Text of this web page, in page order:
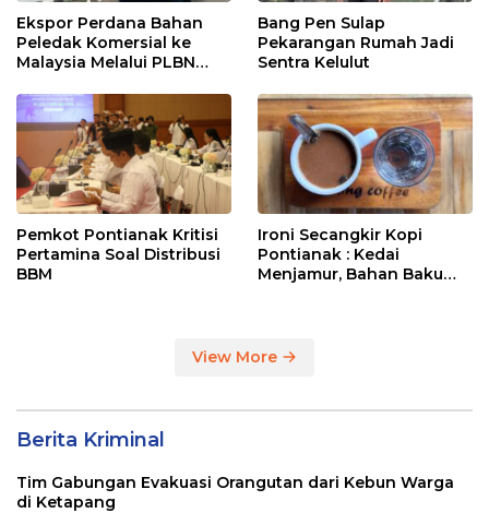
Ekspor Perdana Bahan
Peledak Komersial ke
Malaysia Melalui PLBN
Bang Pen Sulap
Pekarangan Rumah Jadi
Sentra Kelulut
Pemkot Pontianak Kritisi
Pertamina Soal Distribusi
BBM
Ironi Secangkir Kopi
Pontianak : Kedai
Menjamur, Bahan Baku
View More
Berita Kriminal
Tim Gabungan Evakuasi Orangutan dari Kebun Warga
di Ketapang